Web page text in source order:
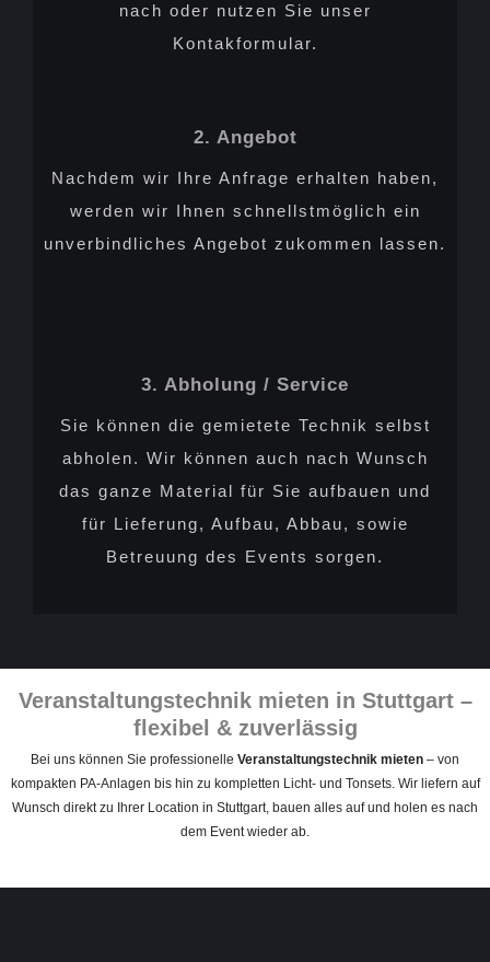
nach oder nutzen Sie unser
Kontakformular.
2. Angebot
Nachdem wir Ihre Anfrage erhalten haben,
werden wir Ihnen schnellstmöglich ein
unverbindliches Angebot zukommen lassen.
3. Abholung / Service
Sie können die gemietete Technik selbst
abholen. Wir können auch nach Wunsch
das ganze Material für Sie aufbauen und
für Lieferung, Aufbau, Abbau, sowie
Betreuung des Events sorgen.
Veranstaltungstechnik mieten in Stuttgart –
flexibel & zuverlässig
Bei uns können Sie professionelle Veranstaltungstechnik mieten – von
kompakten PA‑Anlagen bis hin zu kompletten Licht‑ und Tonsets. Wir liefern auf
Wunsch direkt zu Ihrer Location in Stuttgart, bauen alles auf und holen es nach
dem Event wieder ab.